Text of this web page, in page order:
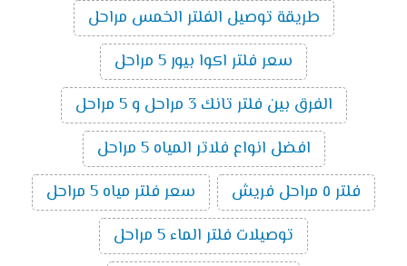
طريقة توصيل الفلتر الخمس مراحل
سعر فلتر اكوا بيور 5 مراحل
الفرق بين فلتر تانك 3 مراحل و 5 مراحل
افضل انواع فلاتر المياه 5 مراحل
فلتر ٥ مراحل فريش
سعر فلتر مياه 5 مراحل
توصيلات فلتر الماء 5 مراحل